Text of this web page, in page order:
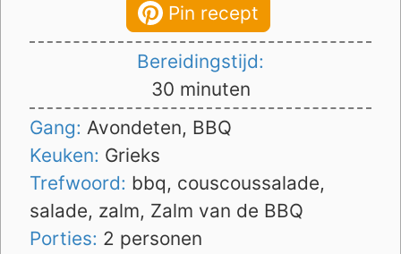
Pin recept
Bereidingstijd:
30minuten
minuten
Gang: Avondeten, BBQ
Keuken: Grieks
Trefwoord: bbq, couscoussalade,
salade, zalm, Zalm van de BBQ
Porties: 2 personen